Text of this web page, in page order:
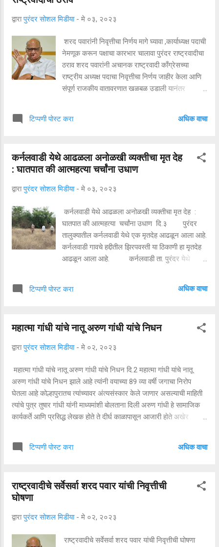
मिडीयम स्कूल चे मुख्याध्यापक सचिन पाठक, रो. दर्शना
गुजर, रो. अरविंद गरगटे, रोटरी क्लब ऑफ ई डायमंड चे
अध्यक्ष रो. प्रकाश सुतार, रोट्रॅक्ट क्लब ऑफ बारामती चे
अध्यक्ष रोट्रॅक्टर आदित्य भावसार, रोट्रॅक्टर आशिष आदी
मान्यवर उपस्थित होते. आपले म्हणजे मानवाचे भ...
द्वारापुरंदर सोशल मिडीया - मे ०३, २०२३
शरद पवारांनी निवृत्तीचा निर्णय मागे घ्यावा ,कार्याध्यक्ष पदाची
नेमणूक करून पक्षाचा कारभार चालावा पुरंदर राष्ट्रवादीचा
ठराव शरद पवारांनी अचानक राष्ट्रवादी काँग्रेसच्या
राष्ट्रीय अध्यक्ष पदाचा निवृत्तीचा निर्णय जाहीर केला आणि
संपूर्ण राजकीय वातावरणात खळबळ उडाली यानंतर
सुरुवात केली आणि शरद पवारांनी निवृत्तीचा निर्णय मागे
पुरंदर राष्ट्रवादी काँग्रेस तर्फे देखील आज पक्ष
कार्यालयामध्ये बैठकीचा आयोजन करून एकत्रितपणे ठराव
निवृत्तीचा निर्णय मागे घ्यावा व कार्याध्यक्ष ची निर्मिती करून या
पदावर ती त्यांना योग्य असणाऱ्या व्यक्तीची नेमणूक करावी
आणि कार्याध्यक्ष पदाच्या माध्यमातून पक्षाचा कारभार चालवा
शरद पवार हे पक्षाचे संस्थापक अध्यक्ष आहेत तेच प्रमुख
आहेत त्यामुळे त्यांच पद या पदावर ती कोणाचीही नेमणूक
केली जाऊ नये फक्त त्यां...
टिप्पणी पोस्ट करा अधिक वाचा
कर्नलवाडी येथे आढळला अनोळखी व्यक्तीचा मृत देह
: घातपात की आत्महत्या चर्चांना उधाण
द्वारापुरंदर सोशल मिडीया - मे ०३, २०२३
कर्नलवाडी येथे आढळला अनोळखी व्यक्तीचा मृत देह :
घातपात की आत्महत्या चर्चांना उधाण दि.३ पुरंदर
तालुक्यातील कर्नलवाडी येथे एक मृतदेह आढळून आला आहे.
कर्नलवाडी गावचे हद्दीतील झिरपवस्ती या ठिकाणी हा मृतदेह
आढळून आला आहे. कर्नलवाडी ता. पुरंदर येथे
जनावरांनी किंवा कुत्र्यांनी खाल्ल्यामुळे आता केवळ हाडांचा
त्याच्या बाजूला पडलेला दिसून येतो आहे.... तर हा मृतदेह
केवळ शिल्लक राहिला आहे. त्यामुळे या मृतदेहाची ओळख
पटवणे पोलिसांना अवघड असणार आहे. अत्यंत
निर्जनस्थळी हा मृतदेह असल्याने याबाबतची माहिती कोणाला
मिळून आली नाही..आज बुधवारी दुपारी कर्नलवाडीचे पोलीस
पाटील यांनी याबाबतची माहिती जेजुरी पोलिसांना दिली.
यानंतर पोलीस घटनास्थळी दा...
टिप्पणी पोस्ट करा अधिक वाचा
महात्मा गांधी यांचे नातू अरुण गांधी यांचे निधन
द्वारापुरंदर सोशल मिडीया - मे ०२, २०२३
महात्मा गांधी यांचे नातू अरुण गांधी यांचे निधन दि.2 महात्मा गांधी यांचे नातू
अरुण गांधी यांचे निधन झाले आहे त्यांनी वयाच्या 89 व्या वर्षी जगाचा निरोप
घेतला आहे कोल्हापुरातच त्यांच्यावर अंत्यसंस्कार केले जाणार असल्याची माहिती
त्यांचे पुत्र तुषार गांधी यांनी माध्यमांशी बोलताना दिली अरुण गांधी हे सामाजिक
कार्यकर्ते आणि प्रसिद्ध लेखक होते ते दीर्घ काळापासून आजारी होते अखेर
पुत्र मणिलाल गांधी यांचे पुत्र होते त्यांचा जन्म 14 एप्रिल 1934 रोजी दक्षिण
आफ्रिकेतील दर्बन येथे झाला त्यांचे वडील इंडियन ऑपिनियन या वृत्तपत्राचे
त्यांनी काही पुस्तके लिहिले आहेत ते गिफ्ट ऑफ अंगर लेसन फॉर्म माय गॉडफादर
महात्मा गांधी हे त्यापैकीच एक पुस्तक आहे वरून गांधी 1987 मध्ये सहकुटुंब
अमेरिकेत स्थायिक झाले ते त्यांनी आपल्या आयुष्यातील बरीच वर्ष घालवली
ख्रिश्चन ब्रदर्स विद्यापीठातील संबंध...
टिप्पणी पोस्ट करा अधिक वाचा
राष्ट्रवादीचे सर्वेसर्वा शरद पवार यांची निवृत्तीची
घोषणा
द्वारापुरंदर सोशल मिडीया - मे ०२, २०२३
राष्ट्रवादीचे सर्वेसर्वा शरद पवार यांची निवृत्तीची घोषणा